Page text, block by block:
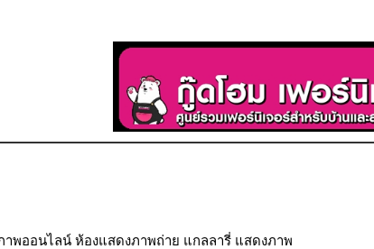
าพออนไลน์ ห้องแสดงภาพถ่าย แกลลารี่ แสดงภาพ